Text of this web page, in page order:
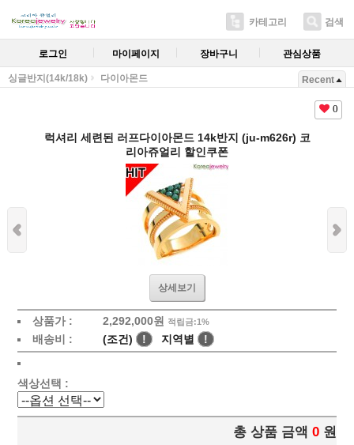
카테고리 검색
로그인 마이페이지 장바구니 관심상품
싱글반지(14k/18k) 다이아몬드 Recent
0
럭셔리 세련된 러프다이아몬드 14k반지 (ju-m626r) 코
리아쥬얼리 할인쿠폰
상세보기
상품가 : 2,292,000원 적립금:1%
배송비 : (조건) ! 지역별 !
색상선택 :
총 상품 금액 0 원